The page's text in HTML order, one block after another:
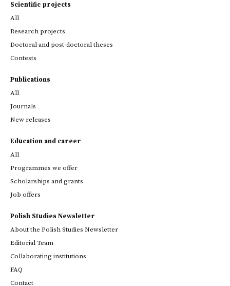
Scientific projects
All
Research projects
Doctoral and post-doctoral theses
Contests
Publications
All
Journals
New releases
Education and career
All
Programmes we offer
Scholarships and grants
Job offers
Polish Studies Newsletter
About the Polish Studies Newsletter
Editorial Team
Collaborating institutions
FAQ
Contact